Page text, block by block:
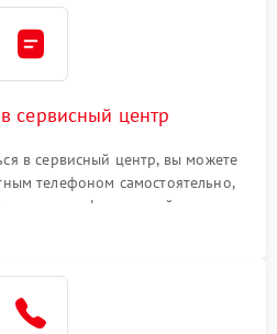
сервисный центр
в сервисный центр, вы можете
телефоном самостоятельно,
номер телефона на сайте